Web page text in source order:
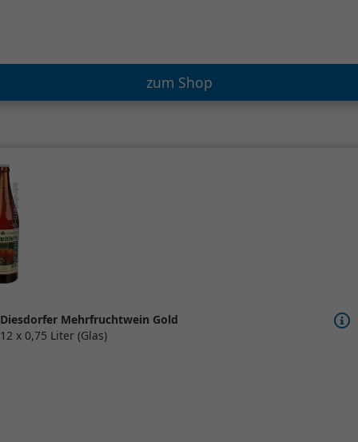
zum Shop
Diesdorfer Mehrfruchtwein Gold
12 x 0,75 Liter (Glas)